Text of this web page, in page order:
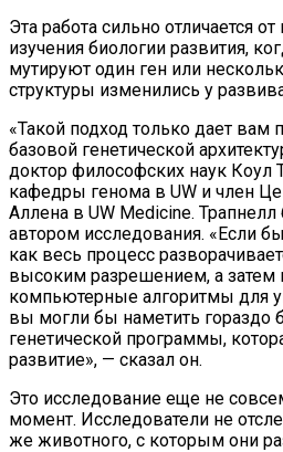
Эта работа сильно отличается
изучения биологии развития,
мутируют один ген или
структуры изменились у
«Такой подход только дает вам
базовой генетической
доктор философских наук Коул
кафедры генома в UW и член
Аллена в UW Medicine.
автором исследования. «Если
как весь процесс
высоким разрешением, а
компьютерные алгоритмы для
вы могли бы наметить гораздо
генетической программы,
развитие», — сказал он.
Это исследование еще не
момент. Исследователи не
же животного, с которым они